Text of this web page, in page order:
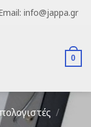
info@jappa.gr
0
/